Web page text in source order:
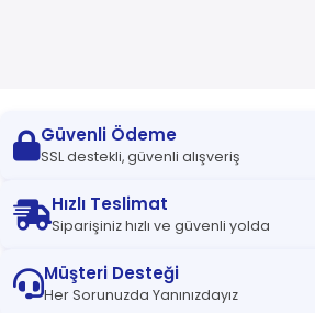
Güvenli Ödeme
SSL destekli, güvenli alışveriş
Hızlı Teslimat
Siparişiniz hızlı ve güvenli yolda
Müşteri Desteği
Her Sorunuzda Yanınızdayız